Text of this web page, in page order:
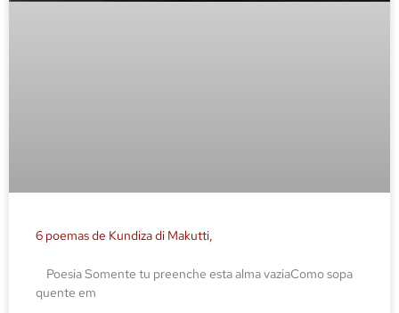
6 poemas de Kundiza di Makutti,
Poesia Somente tu preenche esta alma vaziaComo sopa
quente em